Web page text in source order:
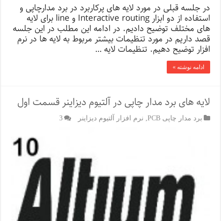
در جلسه قبلی در مورد لایه های پرکاربرد در برد مدارچاپی و
استفاده از دو ابزار Interactive routing و line برای لایه
های مختلف توضیح دادیم. در ادامه این مطلب در این جلسه
قصد داریم در مورد تنظیمات بیشتر مربوط به لایه ها در نرم
افزار توضیح دهیم. تنظیمات لایه …
ادامه نوشته »
لایه های برد مدار چاپی در آلتیوم دیزاینر قسمت اول
برد مدار چاپی PCB نرم افزار آلتیوم دیزاینر 3